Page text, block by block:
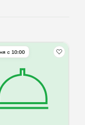
с 10:00